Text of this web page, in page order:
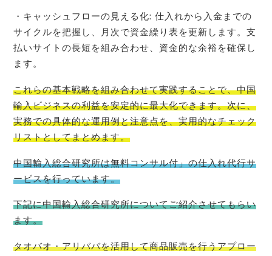
・キャッシュフローの見える化: 仕入れから入金までの
サイクルを把握し、月次で資金繰り表を更新します。支
払いサイトの長短を組み合わせ、資金的な余裕を確保し
ます。
これらの基本戦略を組み合わせて実践することで、中国
輸入ビジネスの利益を安定的に最大化できます。次に、
実務での具体的な運用例と注意点を、実用的なチェック
リストとしてまとめます。
中国輸入総合研究所は無料コンサル付」の仕入れ代行サ
ービスを行っています。
下記に中国輸入総合研究所についてご紹介させてもらい
ます。
タオバオ・アリババを活用して商品販売を行うアプロー